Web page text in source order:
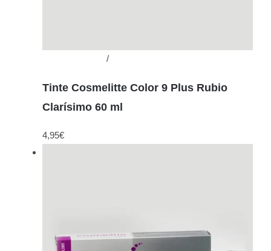
/
Tinte Cosmelitte Color 9 Plus Rubio
Clarísimo 60 ml
4,95€